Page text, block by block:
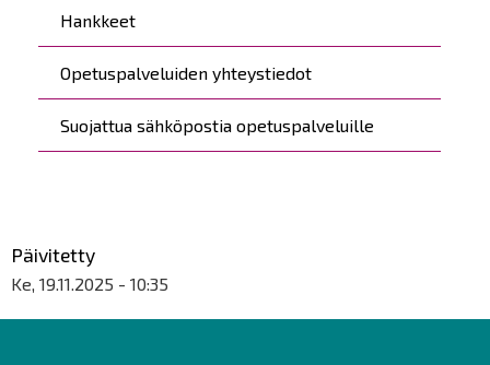
Hankkeet
Opetuspalveluiden yhteystiedot
Suojattua sähköpostia opetuspalveluille
Päivitetty
Ke, 19.11.2025 - 10:35